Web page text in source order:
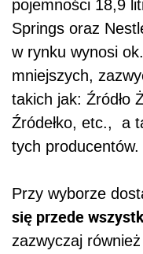
pojemności 18,9
Springs oraz
w rynku wynosi
mniejszych,
takich jak: Źródło
Źródełko, etc., a
tych producentów.
Przy wyborze
się przede
zazwyczaj